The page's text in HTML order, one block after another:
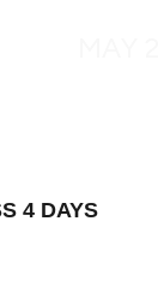
4 DAYS